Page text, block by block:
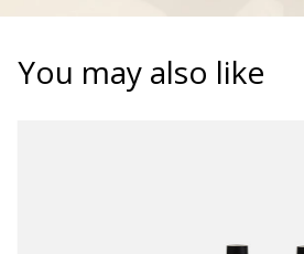
You may also like